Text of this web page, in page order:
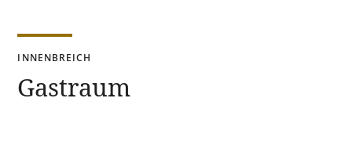
INNENBREICH
Gastraum